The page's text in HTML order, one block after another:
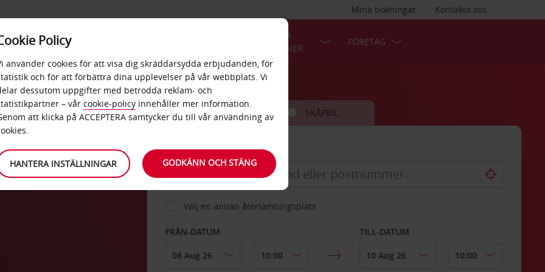
Kontakta oss
Mina bokningar
ERBJUDANDEN
POPULÄRA
DESTINATIONER
FÖRETAG
BIL SKÅPBIL
HÄMTA FRÅN
Välj en annan återlämningsplats
FRÅN-DATUM TILL-DATUM
Policy
använder cookies för att visa dig skräddarsydda erbjudanden, för
och för att förbättra dina upplevelser på vår webbplats. Vi
dessutom uppgifter med betrodda reklam- och
– vår cookie-policy innehåller mer information.
att klicka på ACCEPTERA samtycker du till vår användning av
HANTERA INSTÄLLNINGAR GODKÄNN OCH STÄNG